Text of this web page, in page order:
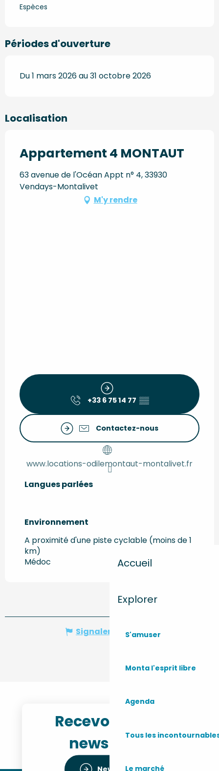
Accueil
Explorer
S'amuser
Monta l'esprit libre
Agenda
Tous les
Le marché
Espèces
Périodes d'ouverture
Du 1 mars 2026 au 31 octobre 2026
Localisation
Appartement 4 MONTAUT
63 avenue de l'Océan Appt n° 4, 33930
Vendays-Montalivet
M'y rendre
+33 6 75 14 77 ▒▒
Contactez-nous
www.locations-odilemontaut-montalivet.fr
Langues parlées
Langues parlées
Environnement
Environnement
A proximité d'une piste cyclable (moins de 1
km)
Médoc
Signaler une erreur
Recevoir notre
newsletter